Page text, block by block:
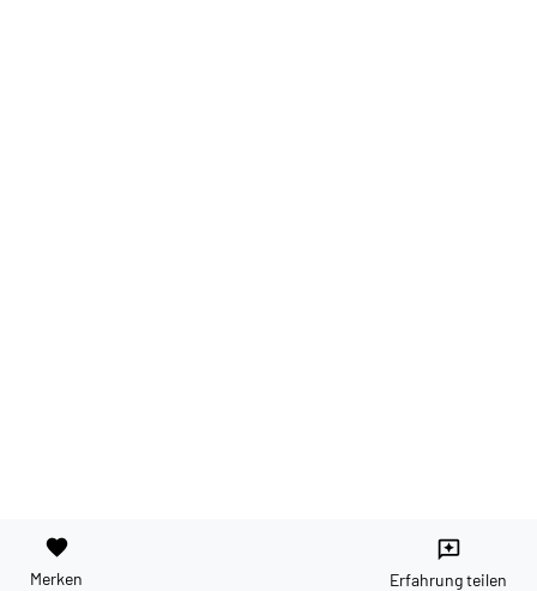
favorite
Merken
reviews
Erfahrung teilen